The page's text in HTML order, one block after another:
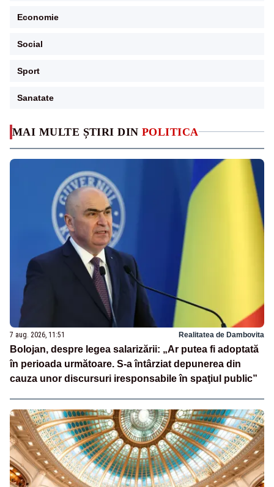
MAI MULTE ȘTIRI DIN POLITICA
7 aug. 2026, 11:51 Realitatea de Dambovita
Bolojan, despre legea salarizării: „Ar putea fi adoptată
în perioada următoare. S-a întârziat depunerea din
cauza unor discursuri iresponsabile în spaţiul public”
Economie
Social
Sport
Sanatate